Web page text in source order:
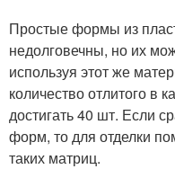
Простые формы из
недолговечны, но их
используя этот же
количество отлитого в
достигать 40 шт. Если
форм, то для отделки
таких матриц.